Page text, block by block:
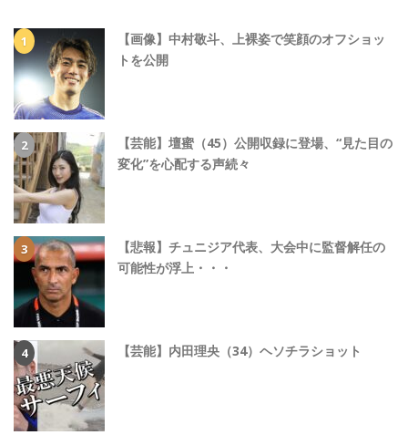
【画像】中村敬斗、上裸姿で笑顔のオフショッ
トを公開
【芸能】壇蜜（45）公開収録に登場、“見た目の
変化”を心配する声続々
【悲報】チュニジア代表、大会中に監督解任の
可能性が浮上・・・
【芸能】内田理央（34）ヘソチラショット